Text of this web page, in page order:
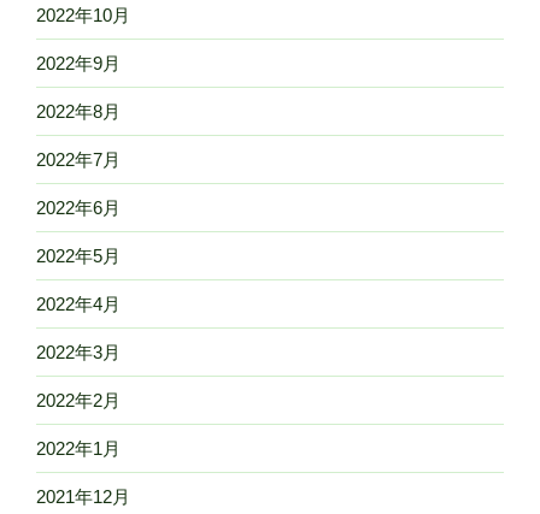
2022年10月
2022年9月
2022年8月
2022年7月
2022年6月
2022年5月
2022年4月
2022年3月
2022年2月
2022年1月
2021年12月